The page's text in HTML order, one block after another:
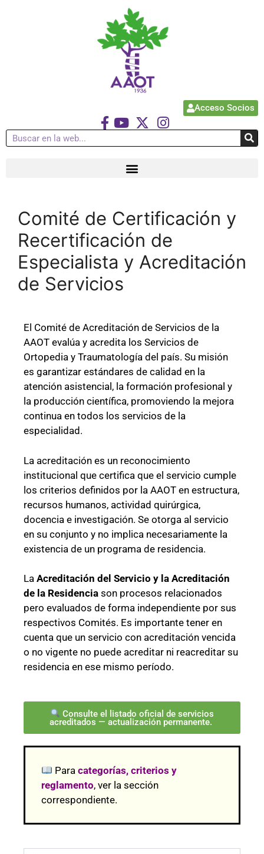
Acceso Socios
Comité de Certificación y
Recertificación de
Especialista y Acreditación
de Servicios
El Comité de Acreditación de Servicios de la
AAOT evalúa y acredita los Servicios de
Ortopedia y Traumatología del país. Su misión
es garantizar estándares de calidad en la
atención asistencial, la formación profesional y
la producción científica, promoviendo la mejora
continua en todos los servicios de la
especialidad.
La acreditación es un reconocimiento
institucional que certifica que el servicio cumple
los criterios definidos por la AAOT en estructura,
recursos humanos, actividad quirúrgica,
docencia e investigación. Se otorga al servicio
en su conjunto y no implica necesariamente la
existencia de un programa de residencia.
La Acreditación del Servicio y la Acreditación
de la Residencia son procesos relacionados
pero evaluados de forma independiente por sus
respectivos Comités. Es importante tener en
cuenta que un servicio con acreditación vencida
o no vigente no puede acreditar ni reacreditar su
residencia en ese mismo período.
Consulte el listado oficial de servicios
acreditados — actualización permanente.
Paracategorías, criterios y
reglamento, ver la sección
correspondiente.